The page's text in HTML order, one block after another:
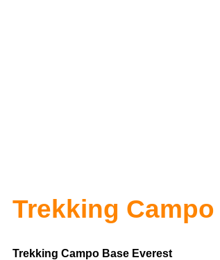
Trekking
Trekking Campo Base Everest